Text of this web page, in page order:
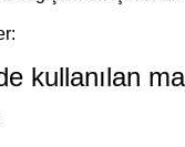
kullanılan